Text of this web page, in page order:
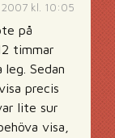
kl. 10:05
på
timmar
leg. Sedan
precis
lite sur
visa,